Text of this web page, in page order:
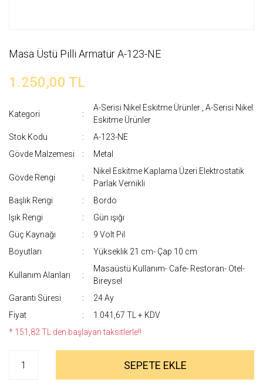
Masa Üstü Pilli Armatür A-123-NE
1.250,00 TL
Kategori
A-Serisi Nikel Eskitme Ürünler ,A-Serisi Nikel
Eskitme Ürünler
Stok Kodu
A-123-NE
Gövde Malzemesi
Metal
Gövde Rengi
Nikel Eskitme Kaplama Üzeri Elektrostatik
Parlak Vernikli
Başlık Rengi
Bordo
Işık Rengi
Gün ışığı
Güç Kaynağı
9 Volt Pil
Boyutları
Yükseklik 21 cm- Çap 10 cm
Kullanım Alanları
Masaüstü Kullanım- Cafe- Restoran- Otel-
Bireysel
Garanti Süresi
24 Ay
Fiyat
1.041,67 TL + KDV
* 151,82 TL den başlayan taksitlerle!!
SEPETE EKLE